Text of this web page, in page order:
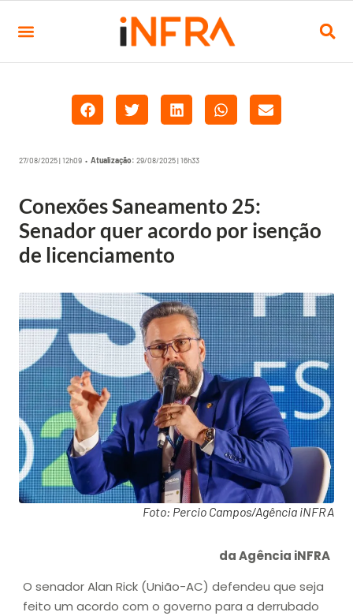
27/08/2025 | 12h09 • Atualização: 29/08/2025 | 16h33
Conexões Saneamento 25:
Senador quer acordo por isenção
de licenciamento
Foto: Percio Campos/Agência iNFRA
da Agência iNFRA
O senador Alan Rick (União-AC) defendeu que seja
feito um acordo com o governo para a derrubado